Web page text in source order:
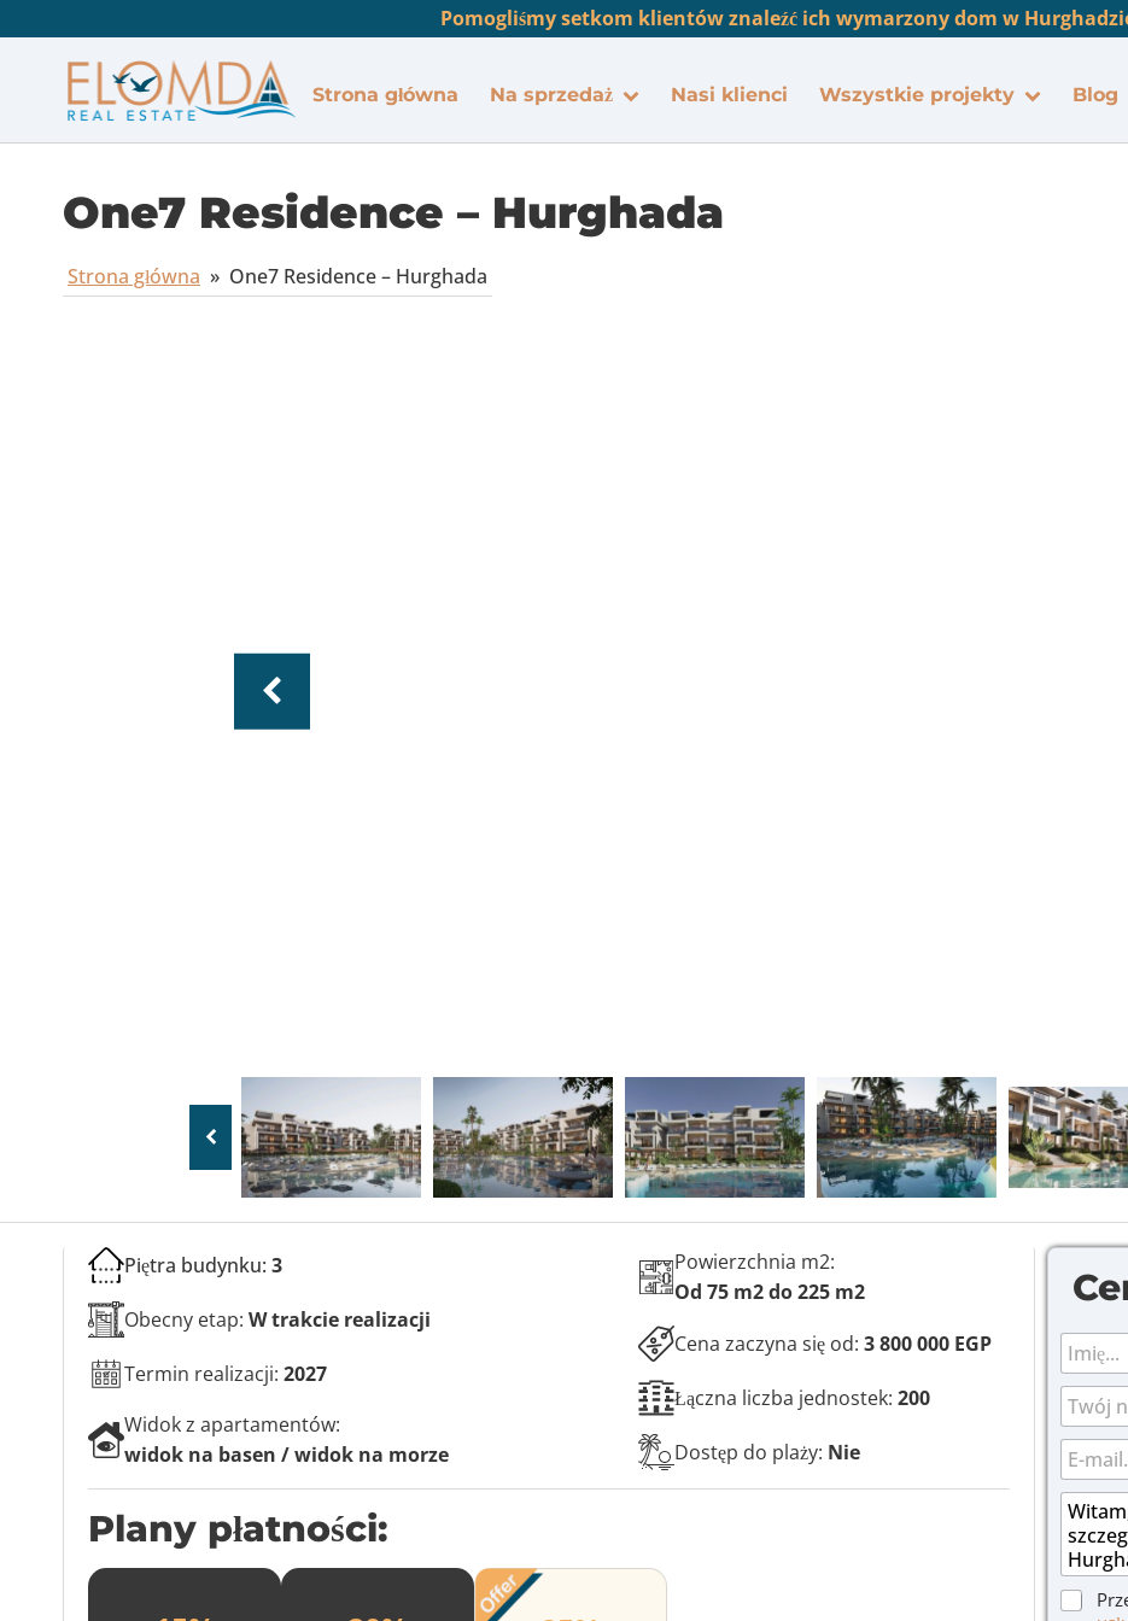
Pomogliśmy setkom klientów znaleźć ich wymarzony dom w
Strona główna Na sprzedaż Nasi klienci Wszystkie projekty Blog
One7 Residence – Hurghada
Strona główna » One7 Residence – Hurghada
Piętra budynku: 3
Obecny etap: W trakcie realizacji
Termin realizacji: 2027
Widok z apartamentów:
widok na basen / widok na morze
Powierzchnia m2:
Od 75 m2 do 225 m2
Cena zaczyna się od:3 800 000 EGP
Łączna liczba jednostek:200
Dostęp do plaży: Nie
Plany płatności:
I
m
i
i
n
a
z
w
s
k
P
o
l
a
w
y
b
o
r
u
T
e
l
e
f
o
n
E
-
m
a
*
W
a
d
o
P